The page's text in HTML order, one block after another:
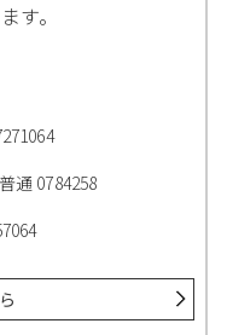
す。
通 0784258